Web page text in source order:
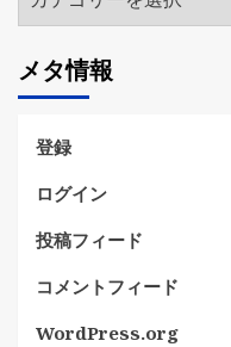
テ
リ
ー
メタ情報
登録
ログイン
投稿フィード
コメントフィード
WordPress.org